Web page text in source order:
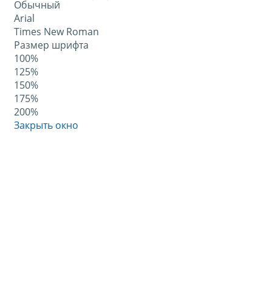
Обычный
Arial
Times New Roman
Размер шрифта
100%
125%
150%
175%
200%
Закрыть окно